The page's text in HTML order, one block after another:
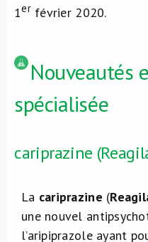
1erfévrier 2020.
Nouveautés
spécialisée
cariprazine
La cariprazine (
une nouvel
l’aripiprazole ayant